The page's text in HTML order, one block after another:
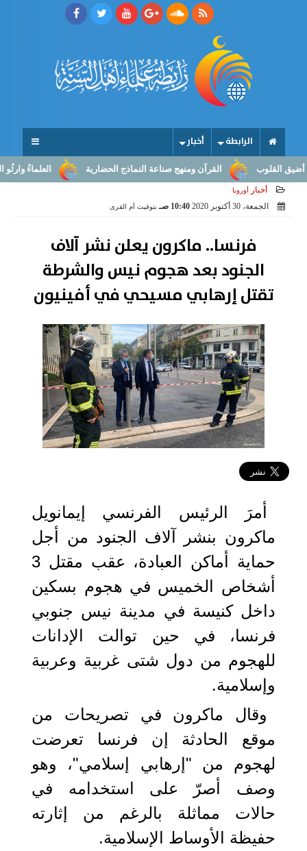
الرابطة أخبار
العلماءُ وارثُو النبوّة: من القرآن ومنهج صناعة النماذج الحضارية
أخبار أوروبا
الجمعة، 30 أكتوبر 2020 10:40 صـ بتوقيت أم القرى
فرنسا.. ماكرون يعلن نشر آلاف
الجنود بعد هجوم نيس والشرطة
تقتل إرهابي مسيحي في أفينيون
أمرَ الرئيس الفرنسي إيمانويل
ماكرون بنشر آلاف الجنود من أجل
حماية أماكن العبادة، عقب مقتل 3
أشخاص الخميس في هجوم بسكين
داخل كنيسة في مدينة نيس جنوبي
فرنسا، في حين توالت الإدانات
للهجوم من دول شتى غربية وعربية
وإسلامية.
وقال ماكرون في تصريحات من
موقع الحادثة إن فرنسا تعرضت
لهجوم من "إرهابي إسلامي"، وهو
وصف أصرّ على استخدامه في
حالات مماثلة بالرغم من إثارته
حفيظة الأوساط الإسلامية.